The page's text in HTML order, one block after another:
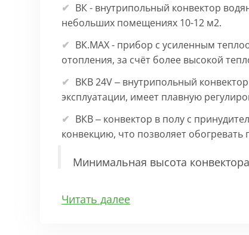
ВК - внутрипольный конвектор
небольших помещениях 10-12 м2.
ВК.МАХ - прибор с усиленным
отопления, за счёт более высокой
ВКВ 24V – внутрипольный
эксплуатации, имеет плавную
ВКВ – конвектор в полу с
конвекцию, что позволяет
Минимальная высота
Особенности:
Читать далее